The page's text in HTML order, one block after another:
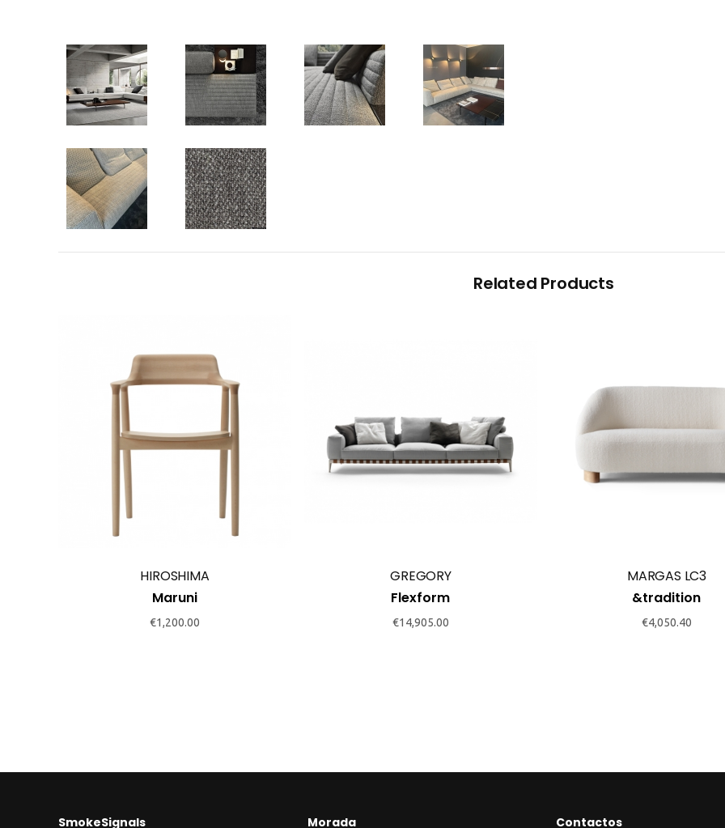
Related Products
HIROSHIMA
Maruni
€1,200.00
GREGORY
Flexform
€14,905.00
MARGAS LC3
&tradition
€4,050.40
SmokeSignals Morada Contactos